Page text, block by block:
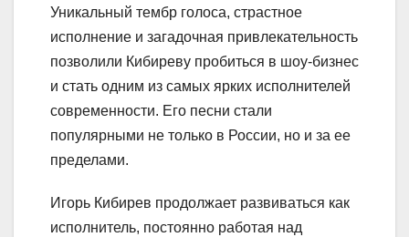
Уникальный тембр голоса, страстное
исполнение и загадочная привлекательность
позволили Кибиреву пробиться в шоу-бизнес
и стать одним из самых ярких исполнителей
современности. Его песни стали
популярными не только в России, но и за ее
пределами.
Игорь Кибирев продолжает развиваться как
исполнитель, постоянно работая над